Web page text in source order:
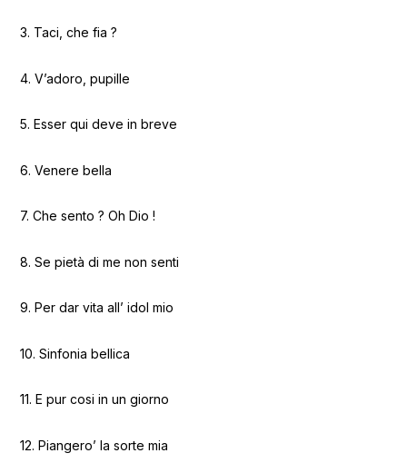
3. Taci, che fia ?
4. V’adoro, pupille
5. Esser qui deve in breve
6. Venere bella
7. Che sento ? Oh Dio !
8. Se pietà di me non senti
9. Per dar vita all’ idol mio
10. Sinfonia bellica
11. E pur cosi in un giorno
12. Piangero’ la sorte mia